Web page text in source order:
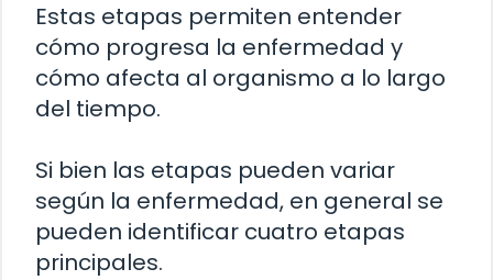
Estas etapas permiten entender
cómo progresa la enfermedad y
cómo afecta al organismo a lo largo
del tiempo.
Si bien las etapas pueden variar
según la enfermedad, en general se
pueden identificar cuatro etapas
principales.